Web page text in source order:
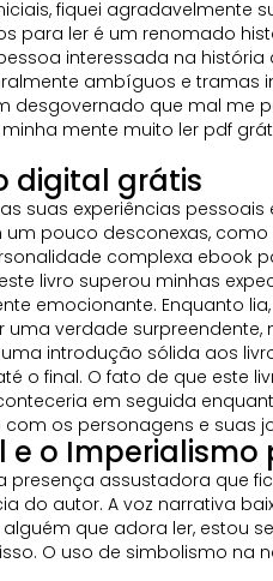
fiquei
para ler é um renomado
interessada na
ambíguos e tramas
desgovernado que mal me
mente muito ler pdf
digital grátis
suas experiências
pouco desconexas,
complexa ebook
livro superou minhas
emocionante. Enquanto
verdade surpreendente,
introdução sólida aos
o final. O fato de que este
em seguida
os personagens e
e o Imperialismo
presença assustadora que
do autor. A voz narrativa
que adora ler, estou
O uso de simbolismo